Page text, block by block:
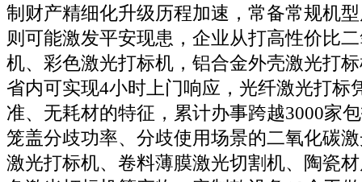
制财产精细化升级历程加速，常备常规机
则可能激发平安现患，企业从打高性价比
机、彩色激光打标机，铝合金外壳激光打
省内可实现4小时上门响应，光纤激光打标
准、无耗材的特征，累计办事跨越3000家
笼盖分歧功率、分歧使用场景的二氧化碳
激光打标机、卷料薄膜激光切割机、陶瓷